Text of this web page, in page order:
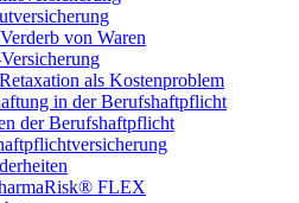
von Waren
als Kostenproblem
in der Berufshaftpflicht
der Berufshaftpflicht
FLEX